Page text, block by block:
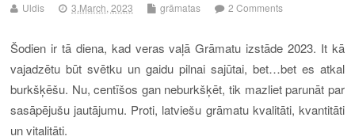
Uldis 3.March, 2023 grāmatas 2 Comments
Šodien ir tā diena, kad veras vaļā Grāmatu izstāde 2023. It kā
vajadzētu būt svētku un gaidu pilnai sajūtai, bet…bet es atkal
burkšķēšu. Nu, centīšos gan neburkšķēt, tik mazliet parunāt par
sasāpējušu jautājumu. Proti, latviešu grāmatu kvalitāti, kvantitāti
un vitalitāti.